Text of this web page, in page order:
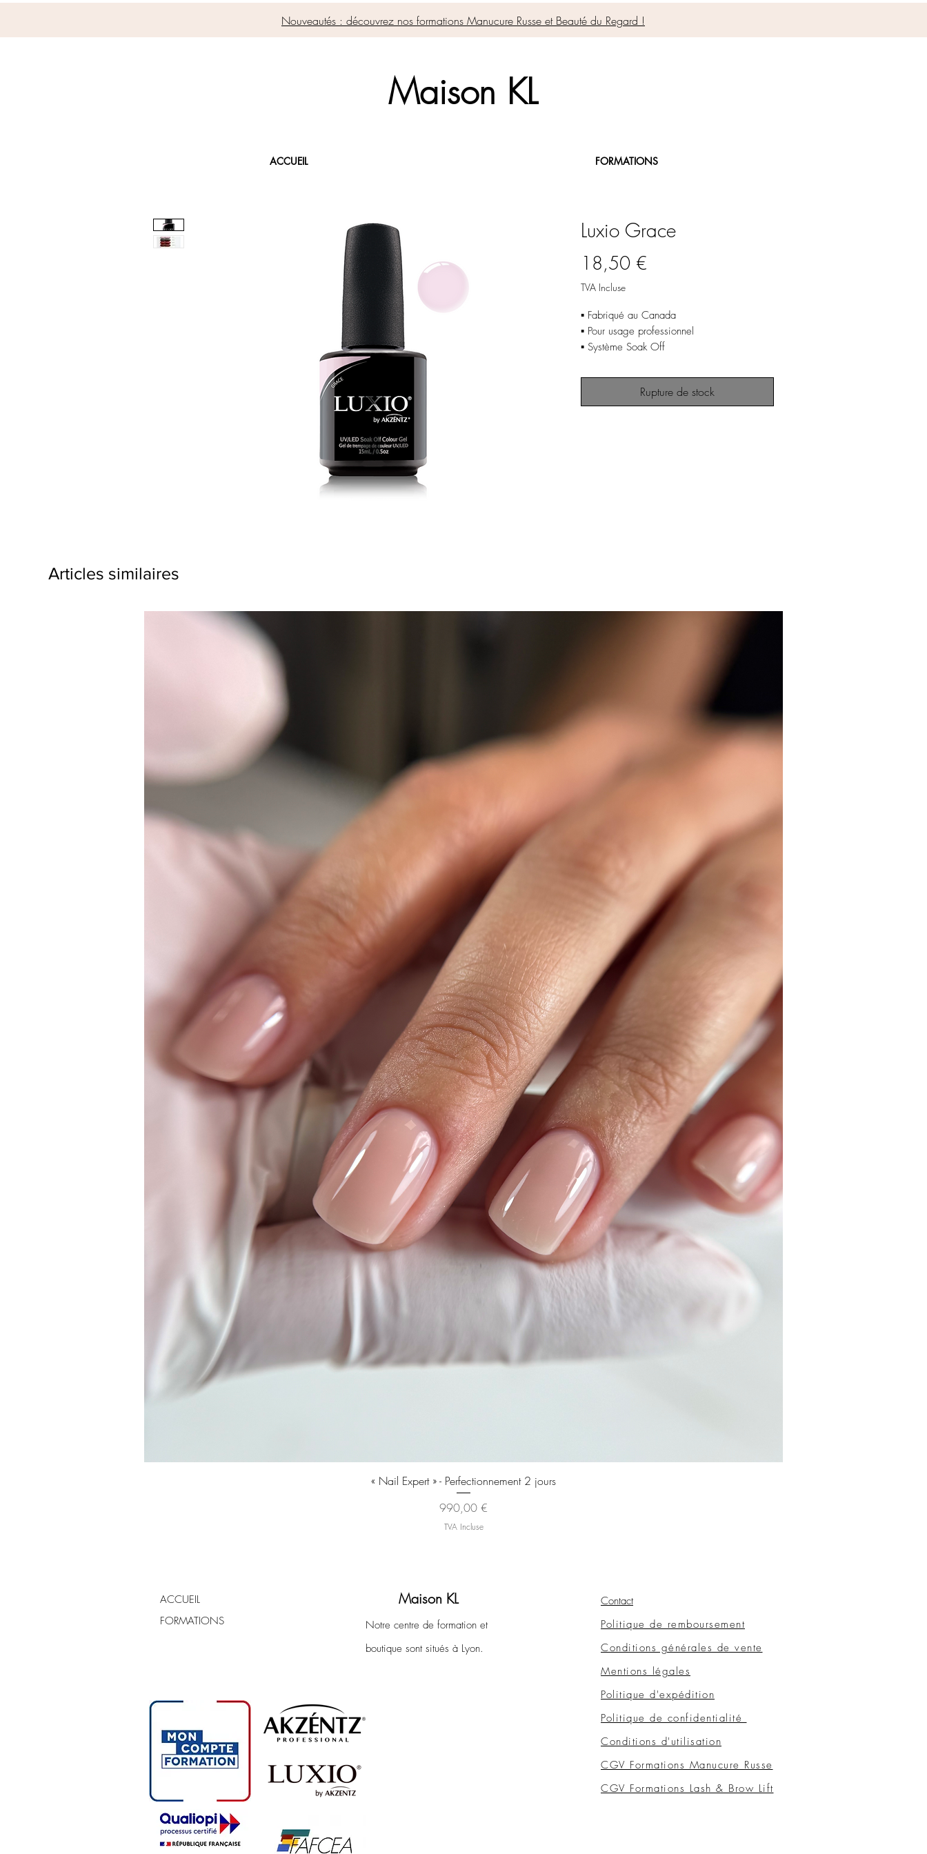
Nouveautés : découvrez nos formations Manucure Russe et Beauté du Regard !
Maison KL
ACCUEIL FORMATIONS
Luxio Grace
18,50 €
TVA Incluse
▪️ Fabriqué au Canada
▪️ Pour usage professionnel
▪️ Système Soak Off
Rupture de stock
Articles similaires
Aperçu rapide
« Nail Expert » - Perfectionnement 2 jours
Prix
990,00 €
TVA Incluse
ACCUEIL
FORMATIONS
Maison KL
Notre centre de formation et
boutique sont situés à Lyon.
Contact
Politique de remboursement
Conditions générales de vente
Mentions légales
Politique d'expédition
Politique de confidentialité
Conditions d'utilisation
CGV Formations Manucure Russe
CGV Formations Lash & Brow Lift